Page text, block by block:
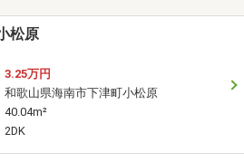
松原
3.25万円
和歌山県海南市下津町小松原
40.04m²
2DK